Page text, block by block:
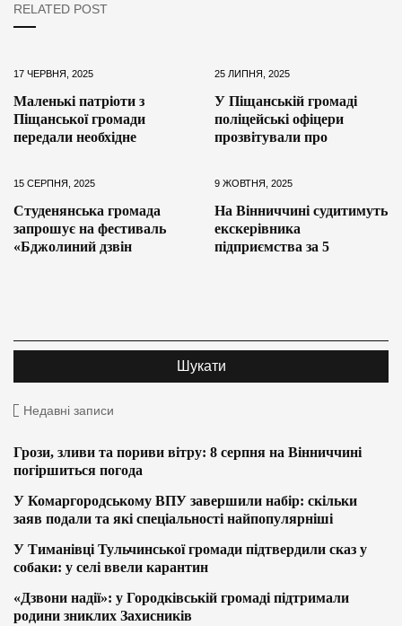
RELATED POST
17 ЧЕРВНЯ, 2025
Маленькі патріоти з
Піщанської громади
передали необхідне
25 ЛИПНЯ, 2025
У Піщанській громаді
поліцейські офіцери
прозвітували про
15 СЕРПНЯ, 2025
Студенянська громада
запрошує на фестиваль
«Бджолиний дзвін
9 ЖОВТНЯ, 2025
На Вінниччині судитимуть
екскерівника
підприємства за 5
Недавні записи
Грози, зливи та пориви вітру: 8 серпня на Вінниччині
погіршиться погода
У Комаргородському ВПУ завершили набір: скільки
заяв подали та які спеціальності найпопулярніші
У Тиманівці Тульчинської громади підтвердили сказ у
собаки: у селі ввели карантин
«Дзвони надії»: у Городківській громаді підтримали
родини зниклих Захисників